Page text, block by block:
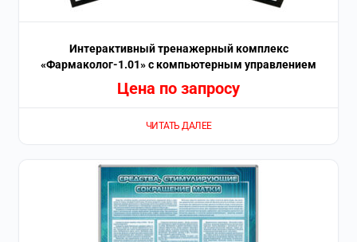
Интерактивный тренажерный комплекс
«Фармаколог-1.01» с компьютерным управлением
Цена по запросу
ЧИТАТЬ ДАЛЕЕ